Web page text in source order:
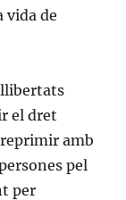
vida de
llibertats
el dret
amb
pel
per